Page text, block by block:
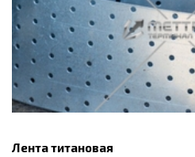
Лента титановая